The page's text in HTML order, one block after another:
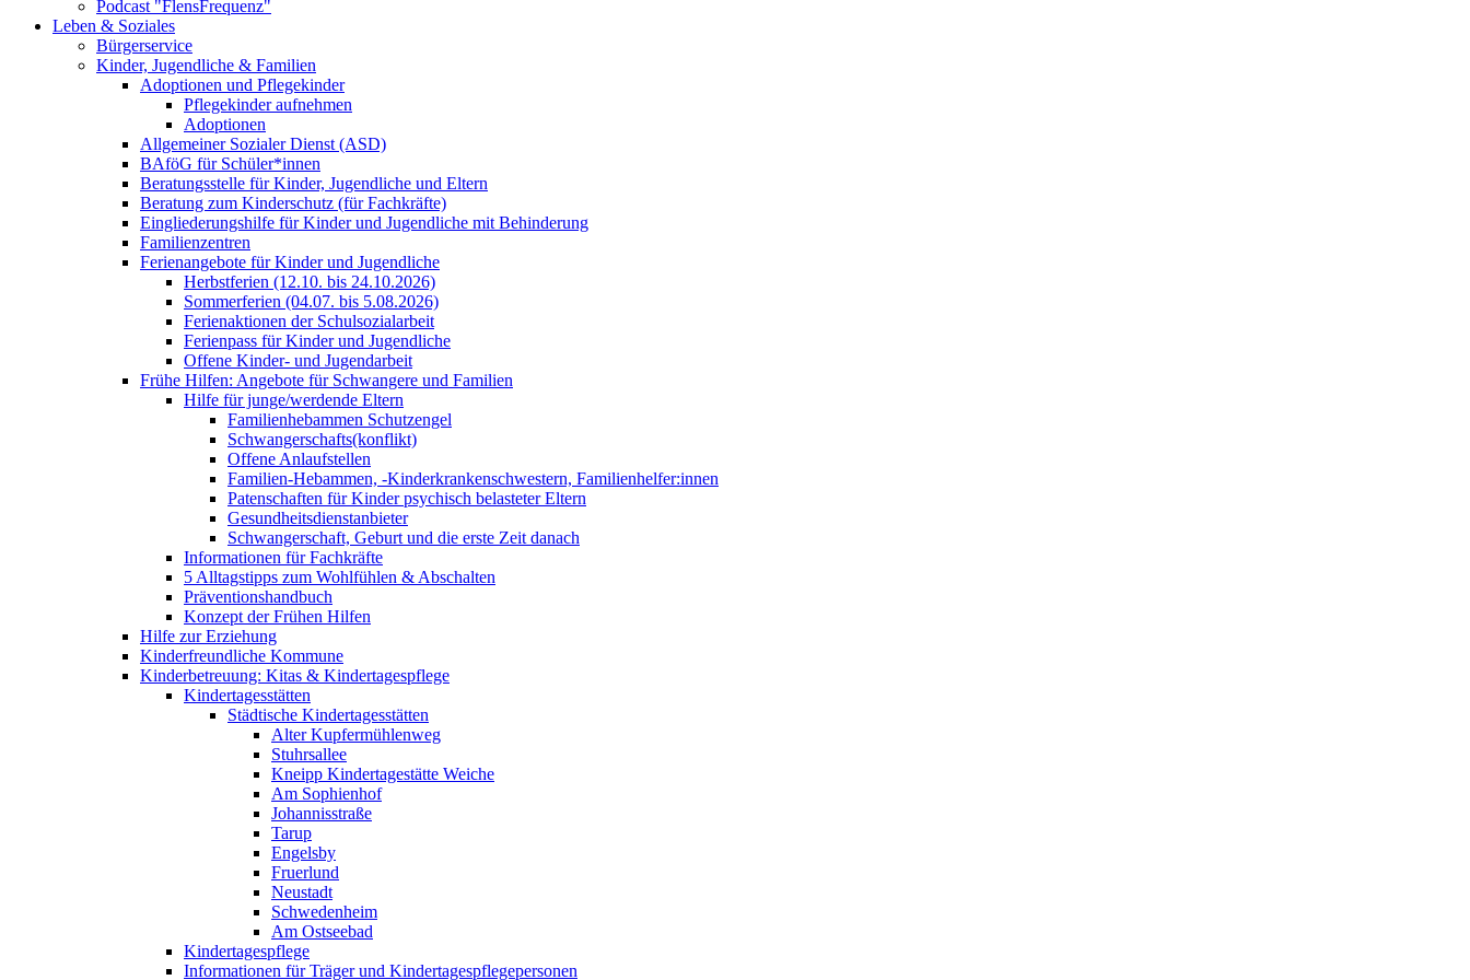
Podcast "FlensFrequenz"
Leben & Soziales
Bürgerservice
Kinder, Jugendliche & Familien
Adoptionen und Pflegekinder
Pflegekinder aufnehmen
Adoptionen
Allgemeiner Sozialer Dienst (ASD)
BAföG für Schüler*innen
Beratungsstelle für Kinder, Jugendliche und Eltern
Beratung zum Kinderschutz (für Fachkräfte)
Eingliederungshilfe für Kinder und Jugendliche mit Behinderung
Familienzentren
Ferienangebote für Kinder und Jugendliche
Herbstferien (12.10. bis 24.10.2026)
Sommerferien (04.07. bis 5.08.2026)
Ferienaktionen der Schulsozialarbeit
Ferienpass für Kinder und Jugendliche
Offene Kinder- und Jugendarbeit
Frühe Hilfen: Angebote für Schwangere und Familien
Hilfe für junge/werdende Eltern
Familienhebammen Schutzengel
Schwangerschafts(konflikt)
Offene Anlaufstellen
Familien-Hebammen, -Kinderkrankenschwestern, Familienhelfer:innen
Patenschaften für Kinder psychisch belasteter Eltern
Gesundheitsdienstanbieter
Schwangerschaft, Geburt und die erste Zeit danach
Informationen für Fachkräfte
5 Alltagstipps zum Wohlfühlen & Abschalten
Präventionshandbuch
Konzept der Frühen Hilfen
Hilfe zur Erziehung
Kinderfreundliche Kommune
Kinderbetreuung: Kitas & Kindertagespflege
Kindertagesstätten
Städtische Kindertagesstätten
Alter Kupfermühlenweg
Stuhrsallee
Kneipp Kindertagestätte Weiche
Am Sophienhof
Johannisstraße
Tarup
Engelsby
Fruerlund
Neustadt
Schwedenheim
Am Ostseebad
Kindertagespflege
Informationen für Träger und Kindertagespflegepersonen